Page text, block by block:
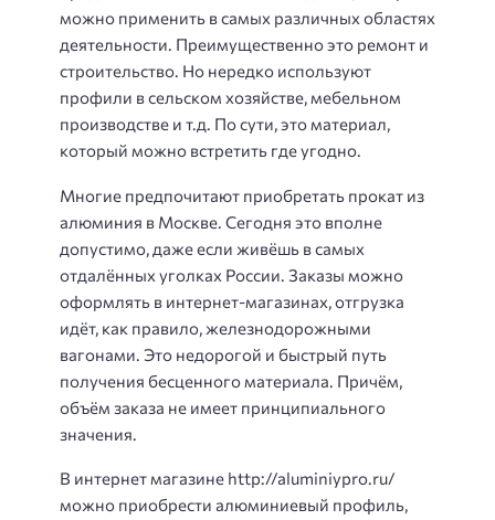
можно применить в самых различных областях
деятельности. Преимущественно это ремонт и
строительство. Но нередко используют
профили в сельском хозяйстве, мебельном
производстве и т.д. По сути, это материал,
который можно встретить где угодно.
Многие предпочитают приобретать прокат из
алюминия в Москве. Сегодня это вполне
допустимо, даже если живёшь в самых
отдалённых уголках России. Заказы можно
оформлять в интернет-магазинах, отгрузка
идёт, как правило, железнодорожными
вагонами. Это недорогой и быстрый путь
получения бесценного материала. Причём,
объём заказа не имеет принципиального
значения.
В интернет магазине http://aluminiypro.ru/
можно приобрести алюминиевый профиль,